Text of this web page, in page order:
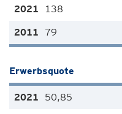
138
79
Erwerbsquote
50,85